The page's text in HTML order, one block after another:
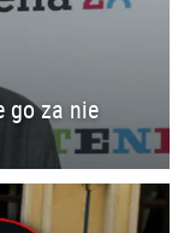
go za nie